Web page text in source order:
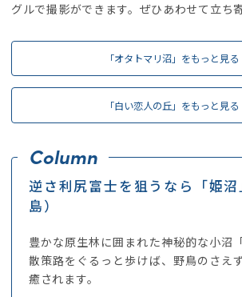
グルで撮影ができます。ぜひあわせて立ち
「オタトマリ沼」をもっと見る
「白い恋人の丘」をもっと見る
逆さ利尻富士を狙うなら「姫
島）
豊かな原生林に囲まれた神秘的な小沼
散策路をぐるっと歩けば、野鳥のさえ
癒されます。